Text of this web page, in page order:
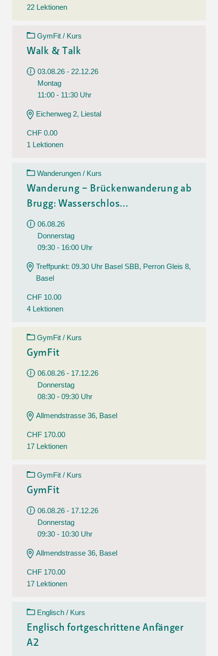
22 Lektionen
GymFit / Kurs
Walk & Talk
03.08.26 - 22.12.26
Montag
11:00 - 11:30 Uhr
Eichenweg 2, Liestal
CHF 0.00
1 Lektionen
Wanderungen / Kurs
Wanderung – Brückenwanderung ab
Brugg: Wasserschlos...
06.08.26
Donnerstag
09:30 - 16:00 Uhr
Treffpunkt: 09.30 Uhr Basel SBB, Perron Gleis 8,
Basel
CHF 10.00
4 Lektionen
GymFit / Kurs
GymFit
06.08.26 - 17.12.26
Donnerstag
08:30 - 09:30 Uhr
Allmendstrasse 36, Basel
CHF 170.00
17 Lektionen
GymFit / Kurs
GymFit
06.08.26 - 17.12.26
Donnerstag
09:30 - 10:30 Uhr
Allmendstrasse 36, Basel
CHF 170.00
17 Lektionen
Englisch / Kurs
Englisch fortgeschrittene Anfänger
A2